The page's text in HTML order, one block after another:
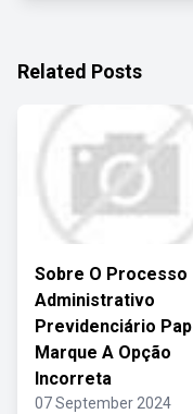
Related Posts
Sobre O Processo
Administrativo
Previdenciário Pap
Marque A Opção
Incorreta
07 September 2024